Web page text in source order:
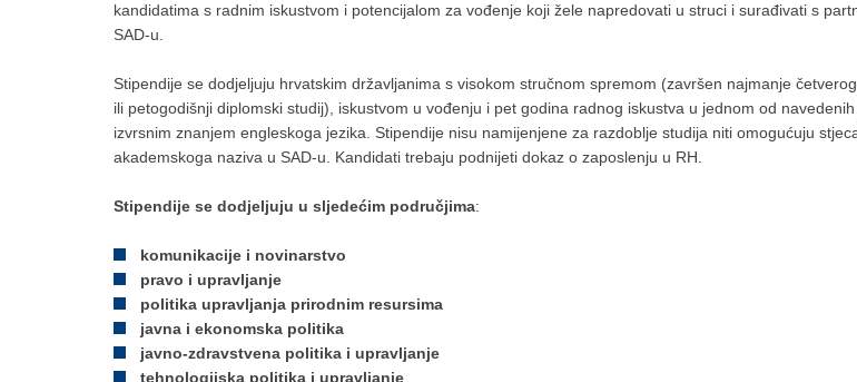
kandidatima s radnim iskustvom i potencijalom za vođenje koji žele napredovati u struci i surađivati s
SAD-u.
Stipendije se dodjeljuju hrvatskim državljanima s visokom stručnom spremom (završen najmanje
ili petogodišnji diplomski studij), iskustvom u vođenju i pet godina radnog iskustva u jednom od
izvrsnim znanjem engleskoga jezika. Stipendije nisu namijenjene za razdoblje studija niti omogućuju
akademskoga naziva u SAD-u. Kandidati trebaju podnijeti dokaz o zaposlenju u RH.
Stipendije se dodjeljuju u sljedećim područjima:
komunikacije i novinarstvo
pravo i upravljanje
politika upravljanja prirodnim resursima
javna i ekonomska politika
javno-zdravstvena politika i upravljanje
tehnologijska politika i upravljanje